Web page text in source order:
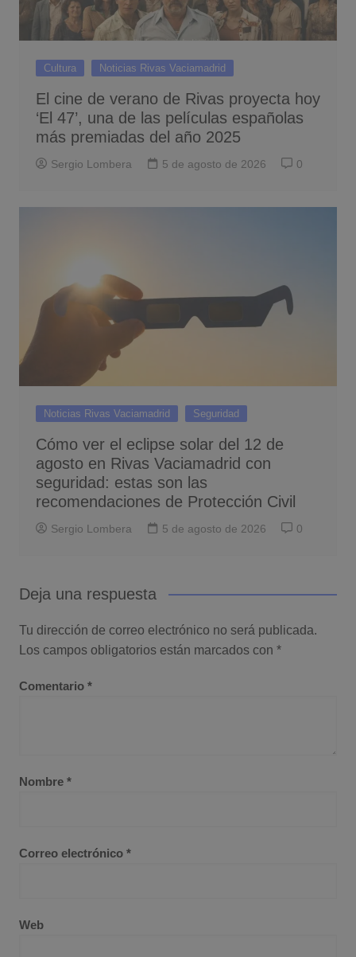
Cultura Noticias Rivas Vaciamadrid
El cine de verano de Rivas proyecta hoy
‘El 47’, una de las películas españolas
más premiadas del año 2025
Sergio Lombera 5 de agosto de 2026 0
Noticias Rivas Vaciamadrid Seguridad
Cómo ver el eclipse solar del 12 de
agosto en Rivas Vaciamadrid con
seguridad: estas son las
recomendaciones de Protección Civil
Sergio Lombera 5 de agosto de 2026 0
Deja una respuesta
Tu dirección de correo electrónico no será publicada.
Los campos obligatorios están marcados con *
Comentario *
Nombre *
Correo electrónico *
Web